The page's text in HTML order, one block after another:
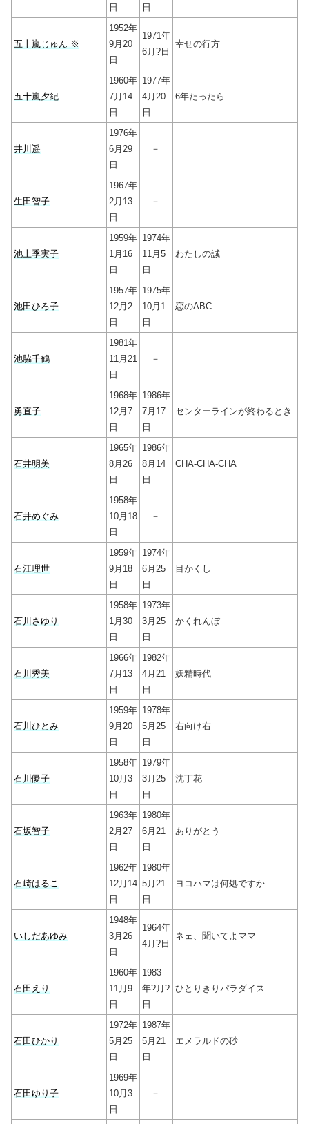
日 日
五十嵐じゅん ※
1952年
9月20
日
1971年
6月?日
幸せの行方
五十嵐夕紀
1960年
7月14
日
1977年
4月20
日
6年たったら
井川遥
1976年
6月29
日
－
生田智子
1967年
2月13
日
－
池上季実子
1959年
1月16
日
1974年
11月5
日
わたしの誠
池田ひろ子
1957年
12月2
日
1975年
10月1
日
恋のABC
池脇千鶴
1981年
11月21
日
－
勇直子
1968年
12月7
日
1986年
7月17
日
センターラインが終わるとき
石井明美
1965年
8月26
日
1986年
8月14
日
CHA-CHA-CHA
石井めぐみ
1958年
10月18
日
－
石江理世
1959年
9月18
日
1974年
6月25
日
目かくし
石川さゆり
1958年
1月30
日
1973年
3月25
日
かくれんぼ
石川秀美
1966年
7月13
日
1982年
4月21
日
妖精時代
石川ひとみ
1959年
9月20
日
1978年
5月25
日
右向け右
石川優子
1958年
10月3
日
1979年
3月25
日
沈丁花
石坂智子
1963年
2月27
日
1980年
6月21
日
ありがとう
石崎はるこ
1962年
12月14
日
1980年
5月21
日
ヨコハマは何処ですか
いしだあゆみ
1948年
3月26
日
1964年
4月?日
ネェ、聞いてよママ
石田えり
1960年
11月9
日
1983
年?月?
日
ひとりきりパラダイス
石田ひかり
1972年
5月25
日
1987年
5月21
日
エメラルドの砂
石田ゆり子
1969年
10月3
日
－